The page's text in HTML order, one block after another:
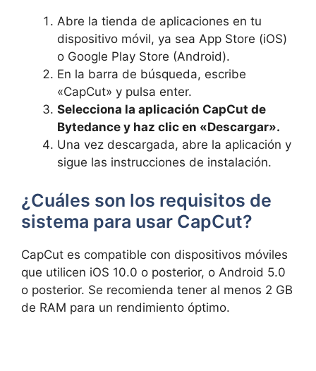
Abre la tienda de aplicaciones en tu
dispositivo móvil, ya sea App Store (iOS)
o Google Play Store (Android).
En la barra de búsqueda, escribe
«CapCut» y pulsa enter.
Selecciona la aplicación CapCut de
Bytedance y haz clic en «Descargar».
Una vez descargada, abre la aplicación y
sigue las instrucciones de instalación.
¿Cuáles son los requisitos de
sistema para usar CapCut?
CapCut es compatible con dispositivos móviles
que utilicen iOS 10.0 o posterior, o Android 5.0
o posterior. Se recomienda tener al menos 2 GB
de RAM para un rendimiento óptimo.